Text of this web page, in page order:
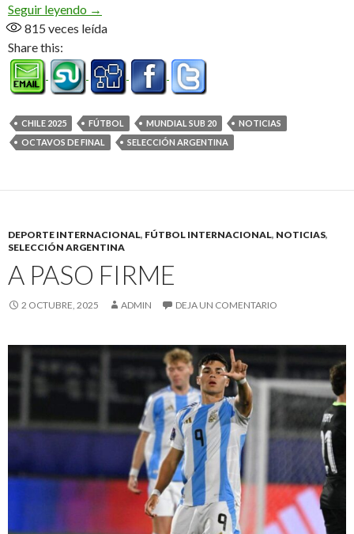
Seguir leyendo Goleada a Nigeria
→
815 veces leída
Share this:
CHILE 2025 FÚTBOL MUNDIAL SUB 20
NOTICIAS
OCTAVOS DE FINAL
SELECCIÓN ARGENTINA
DEPORTE INTERNACIONAL, FÚTBOL INTERNACIONAL, NOTICIAS,
SELECCIÓN ARGENTINA
A PASO FIRME
2 OCTUBRE, 2025 ADMIN DEJA UN COMENTARIO